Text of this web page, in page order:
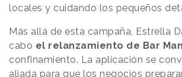
locales y cuidando los pequeños
Más allá de esta campaña, Estrella
cabo el relanzamiento de Bar
confinamiento. La aplicación se
aliada para que los negocios